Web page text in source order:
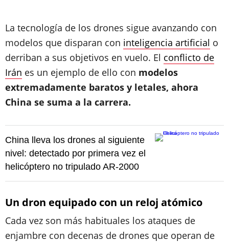
La tecnología de los drones sigue avanzando con
modelos que disparan con inteligencia artificial o
derriban a sus objetivos en vuelo. El conflicto de
Irán es un ejemplo de ello con modelos
extremadamente baratos y letales, ahora
China se suma a la carrera.
China lleva los drones al siguiente
nivel: detectado por primera vez el
helicóptero no tripulado AR-2000
Un dron equipado con un reloj atómico
Cada vez son más habituales los ataques de
enjambre con decenas de drones que operan de